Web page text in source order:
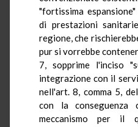
"fortissima
di prestazioni
regione, che
pur si vorrebbe
7, sopprime l'inciso
integrazione con il
nell'art. 8, comma 5,
con la conseguenza
meccanismo per il